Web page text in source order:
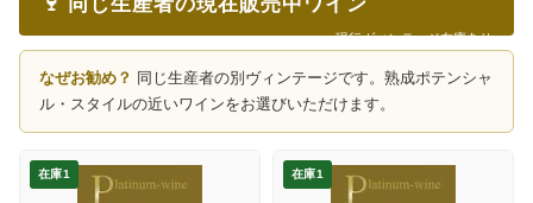
現行ヴィンテージ在庫あり
なぜお勧め？ 同じ生産者の別ヴィンテージです。熟成ポテンシャ
ル・スタイルの近いワインをお選びいただけます。
在庫1 在庫1